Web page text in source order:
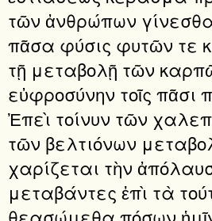
τῶν ἀνθρώπων
πᾶσα φύσις φυτῶν τε
τῇ μεταβολῇ τῶν
εὐφροσύνην τοῖς πᾶσι
Ἐπεὶ τοίνυν τῶν
τῶν βελτιόνων
χαρίζεται τὴν
μεταβάντες ἐπὶ τὰ
θεασώμεθα πόσων